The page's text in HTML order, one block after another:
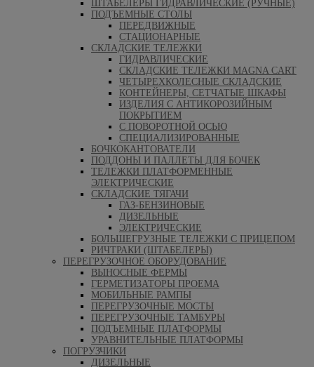
ШТАБЕЛЕРЫ ГИДРАВЛИЧЕСКИЕ (РУЧНЫЕ)
ПОДЪЕМНЫЕ СТОЛЫ
ПЕРЕДВИЖНЫЕ
СТАЦИОНАРНЫЕ
СКЛАДСКИЕ ТЕЛЕЖКИ
ГИДРАВЛИЧЕСКИЕ
СКЛАДСКИЕ ТЕЛЕЖКИ MAGNA CART
ЧЕТЫРЕХКОЛЕСНЫЕ СКЛАДСКИЕ
КОНТЕЙНЕРЫ, СЕТЧАТЫЕ ШКАФЫ
ИЗДЕЛИЯ С АНТИКОРОЗИЙНЫМ
ПОКРЫТИЕМ
С ПОВОРОТНОЙ ОСЬЮ
СПЕЦИАЛИЗИРОВАННЫЕ
БОЧКОКАНТОВАТЕЛИ
ПОДДОНЫ И ПАЛЛЕТЫ ДЛЯ БОЧЕК
ТЕЛЕЖКИ ПЛАТФОРМЕННЫЕ
ЭЛЕКТРИЧЕСКИЕ
СКЛАДСКИЕ ТЯГАЧИ
ГАЗ-БЕНЗИНОВЫЕ
ДИЗЕЛЬНЫЕ
ЭЛЕКТРИЧЕСКИЕ
БОЛЬШЕГРУЗНЫЕ ТЕЛЕЖКИ С ПРИЦЕПОМ
РИЧТРАКИ (ШТАБЕЛЕРЫ)
ПЕРЕГРУЗОЧНОЕ ОБОРУДОВАНИЕ
ВЫНОСНЫЕ ФЕРМЫ
ГЕРМЕТИЗАТОРЫ ПРОЕМА
МОБИЛЬНЫЕ РАМПЫ
ПЕРЕГРУЗОЧНЫЕ МОСТЫ
ПЕРЕГРУЗОЧНЫЕ ТАМБУРЫ
ПОДЪЕМНЫЕ ПЛАТФОРМЫ
УРАВНИТЕЛЬНЫЕ ПЛАТФОРМЫ
ПОГРУЗЧИКИ
ДИЗЕЛЬНЫЕ